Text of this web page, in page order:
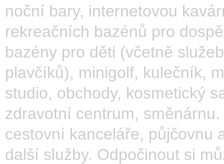
noční bary, internetovou
rekreačních bazénů pro
bazény pro děti (včetně služeb
plavčíků), minigolf, kulečník,
studio, obchody, kosmetický
zdravotní centrum, směnárnu.
cestovní kanceláře, půjčovnu
další služby. Odpočinout si